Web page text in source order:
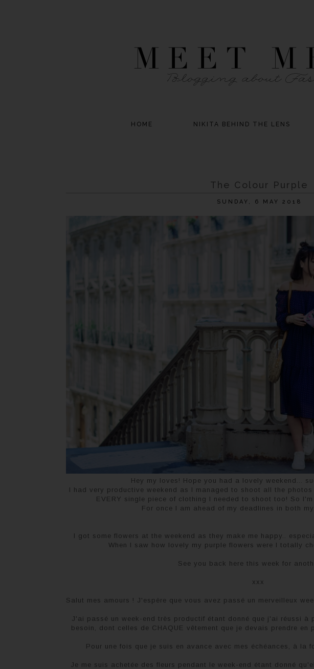
HOME NIKITA BEHIND THE LENS
The Colour Purple
SUNDAY, 6 MAY 2018
Hey my loves! Hope you had a lovely weekend...
I had very productive weekend as I managed to shoot all the
EVERY single piece of clothing I needed to shoot too! So
For once I am ahead of my deadlines in both
I got some flowers at the weekend as they make me happy..
When I saw how lovely my purple flowers were I totally
See you back here this week for
xxx
Salut mes amours ! J'espère que vous avez passé un merveilleux
J'ai passé un week-end très productif étant donné que j'ai réussi à
besoin, dont celles de CHAQUE vêtement que je devais prendre
Pour une fois que je suis en avance avec mes échéances, à la
Je me suis achetée des fleurs pendant le week-end étant donné